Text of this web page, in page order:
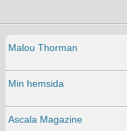
Malou Thorman
Min hemsida
Ascala Magazine